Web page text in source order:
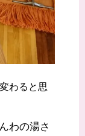
わると思
わの湯さ